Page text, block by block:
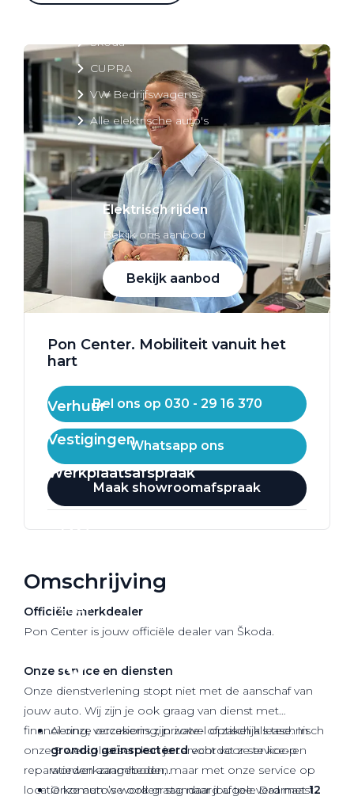
Škoda
CUPRA
VW Bedrijfswagens
Alle elektrische auto's
Elektrisch rijden
Bekijk ons aanbod
Bekijk aanbod
Verhuur
Vestigingen
Werkplaatsafspraak
Pon Center. Mobiliteit vanuit het
hart
Bel ons op 030 - 29 16 370
Whatsapp ons
Maak showroomafspraak
Omschrijving
Officiële merkdealer
Pon Center is jouw officiële dealer van Škoda.
Onze service en diensten
Onze dienstverlening stopt niet met de aanschaf van
jouw auto. Wij zijn je ook graag van dienst met
financiering, verzekering, private- of zakelijk lease. In
onze 9 werkplaatsen kan je terecht voor service- en
reparatiewerkzaamheden, maar met onze service op
locatie komen we ook graag naar jou toe. Daarnaast
Al onze occasions zijn zowel optisch als technisch
grondig geïnspecteerdvoordat ze te koop
worden aangeboden.
Onze auto’s worden standaard afgeleverd met12